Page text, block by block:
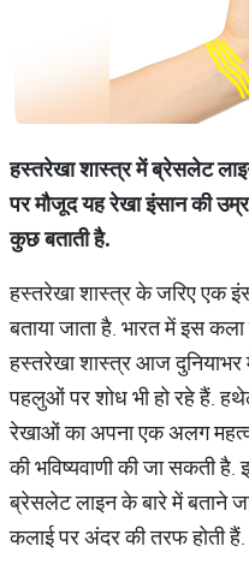
हस्तरेखाशास्त्रमेंब्रेसलेट
परमौजूदयहरेखाइंसानकीउम्र
कुछबतातीहै.
हस्तरेखा शास्त्र के जरिए एक
बताया जाता है. भारत में इस
हस्तरेखा शास्त्र आज दुनियाभर
पहलुओं पर शोध भी हो रहे हैं.
रेखाओं का अपना एक अलग
की भविष्यवाणी की जा सकती
ब्रेसलेट लाइन के बारे में बताने
कलाई पर अंदर की तरफ होती हैं.